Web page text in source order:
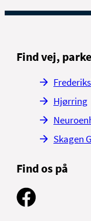
Find vej,
Hjørring
Skagen
Find os på